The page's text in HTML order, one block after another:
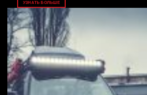
УЗНАТЬ БОЛЬШЕ